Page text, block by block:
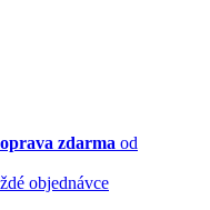
zdarma od
objednávce